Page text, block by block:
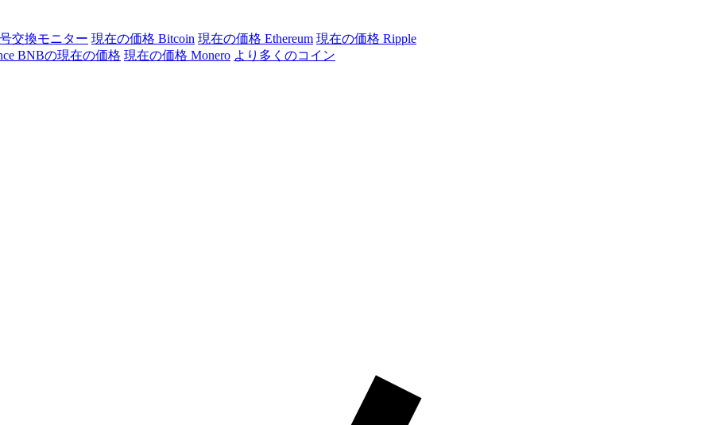
交換モニター 現在の価格 Bitcoin 現在の価格 Ethereum 現在の価格 Ripple
BNBの現在の価格 現在の価格 Monero より多くのコイン